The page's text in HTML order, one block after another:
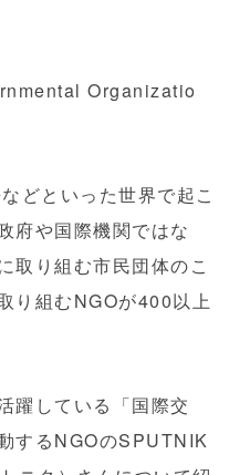
Organizatio
どといった世界で起こ
府や国際機関ではな
取り組む市民団体のこ
り組むNGOが400以上
躍している「国際交
するNGOのSPUTNIK